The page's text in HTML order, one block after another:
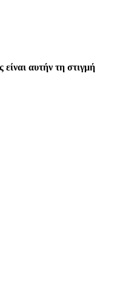
αυτήν τη στιγμή